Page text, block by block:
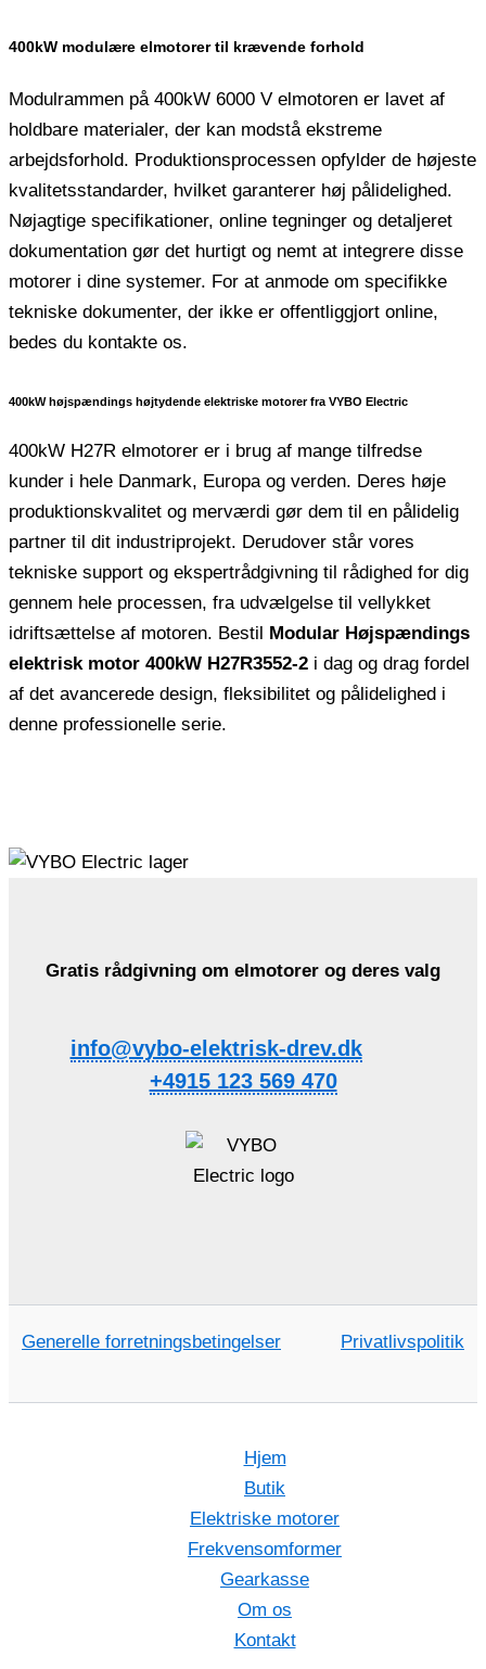
400kW modulære elmotorer til krævende forhold
Modulrammen på 400kW 6000 V elmotoren er lavet af
holdbare materialer, der kan modstå ekstreme
arbejdsforhold. Produktionsprocessen opfylder de højeste
kvalitetsstandarder, hvilket garanterer høj pålidelighed.
Nøjagtige specifikationer, online tegninger og detaljeret
dokumentation gør det hurtigt og nemt at integrere disse
motorer i dine systemer. For at anmode om specifikke
tekniske dokumenter, der ikke er offentliggjort online,
bedes du kontakte os.
400kW højspændings højtydende elektriske motorer fra VYBO Electric
400kW H27R elmotorer er i brug af mange tilfredse
kunder i hele Danmark, Europa og verden. Deres høje
produktionskvalitet og merværdi gør dem til en pålidelig
partner til dit industriprojekt. Derudover står vores
tekniske support og ekspertrådgivning til rådighed for dig
gennem hele processen, fra udvælgelse til vellykket
idriftsættelse af motoren. Bestil Modular Højspændings
elektrisk motor 400kW H27R3552-2 i dag og drag fordel
af det avancerede design, fleksibilitet og pålidelighed i
denne professionelle serie.
Gratis rådgivning om elmotorer og deres valg
info@vybo-elektrisk-drev.dk
+4915 123 569 470
Generelle forretningsbetingelser Privatlivspolitik
Hjem
Butik
Elektriske motorer
Frekvensomformer
Gearkasse
Om os
Kontakt